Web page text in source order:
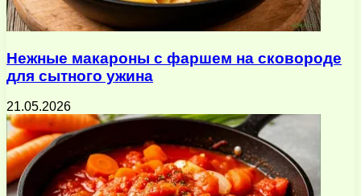
Нежные макароны с фаршем на сковороде
для сытного ужина
21.05.2026